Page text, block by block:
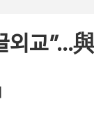
외교”…